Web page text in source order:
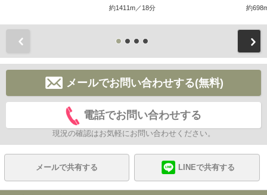
約1411m／18分 約
メールでお問い合わせする(無料)
電話でお問い合わせする
現況の確認はお気軽にお問い合わせください。
メールで共有する LINEで共有する